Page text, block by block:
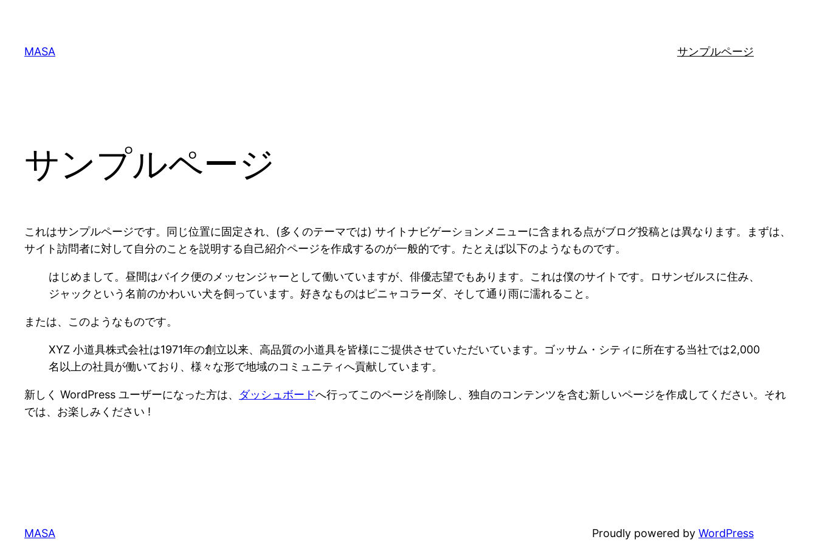
MASA サンプルページ
サンプルページ
これはサンプルページです。同じ位置に固定され、(多くのテーマでは) サイトナビゲーションメニューに含まれる点がブログ投稿とは異なります。まずは、
サイト訪問者に対して自分のことを説明する自己紹介ページを作成するのが一般的です。たとえば以下のようなものです。
はじめまして。昼間はバイク便のメッセンジャーとして働いていますが、俳優志望でもあります。これは僕のサイトです。ロサンゼルスに住み、
ジャックという名前のかわいい犬を飼っています。好きなものはピニャコラーダ、そして通り雨に濡れること。
または、このようなものです。
XYZ 小道具株式会社は1971年の創立以来、高品質の小道具を皆様にご提供させていただいています。ゴッサム・シティに所在する当社では2,000
名以上の社員が働いており、様々な形で地域のコミュニティへ貢献しています。
新しく WordPress ユーザーになった方は、 ダッシュボードへ行ってこのページを削除し、独自のコンテンツを含む新しいページを作成してください。それ
では、お楽しみください !
MASA Proudly powered by WordPress